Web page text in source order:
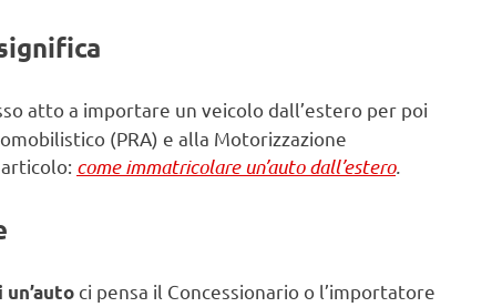
atto a importare un veicolo dall’estero per poi
(PRA) e alla Motorizzazione
come immatricolare un’auto dall’estero.
ci pensa il Concessionario o l’importatore